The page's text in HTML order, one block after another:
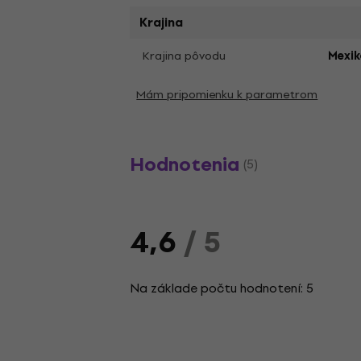
Krajina
Krajina pôvodu
Mám pripomienku k parametrom
Hodnotenia (5)
4,6/ 5
Na základe počtu hodnotení: 5